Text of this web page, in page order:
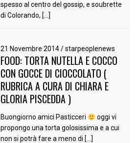
spesso al centro del gossip, e soubrette
di Colorando, […]
21 Novembre 2014/ starpeoplenews
FOOD: TORTA NUTELLA E COCCO
CON GOCCE DI CIOCCOLATO (
RUBRICA A CURA DI CHIARA E
GLORIA PISCEDDA )
Buongiorno amici Pasticceri
oggi vi
propongo una torta golosissima e a cui
non si potrà fare a meno di […]